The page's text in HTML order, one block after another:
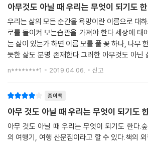
아무것도 아닐 때 우리는 무엇이 되기도
우리는 삶의 모든 순간을 욕망이란 이름으로 대
로를 돌이켜 보는습관을 가져야 한다.세상에 태
는 삶이 있는가 하면 이름 모를 풀 꽃 하나, 나무
듯한 삶도 분명 존재한다.그러한 아무것도 아닌
는것 같다.스스로의 자존감도 그러하지만 욕망
n********1 2019.04.06. 신고
종이책
아무 것도 아닐 때 우리는 무엇이 되기도
아무 것도 아닐 때 우리는 무엇이 되기도 한다.
의 여행기, 여행 산문집이라고 할 수 있다.책의